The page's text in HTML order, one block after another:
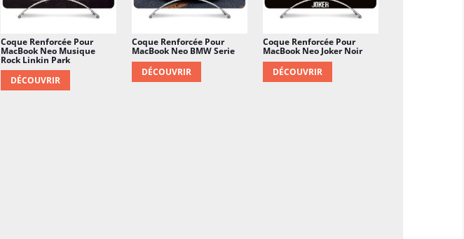
Coque Renforcée Pour
MacBook Neo Musique
Rock Linkin Park
DÉCOUVRIR
Coque Renforcée Pour
MacBook Neo BMW Serie
DÉCOUVRIR
Coque Renforcée Pour
MacBook Neo Joker Noir
DÉCOUVRIR